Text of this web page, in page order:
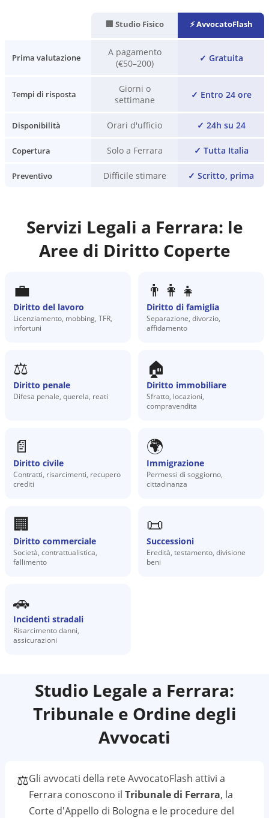
🏢 Studio Fisico ⚡ AvvocatoFlash
Prima valutazione
A pagamento
(€50–200)
✓ Gratuita
Tempi di risposta
Giorni o
settimane
✓ Entro 24 ore
Disponibilità Orari d'ufficio ✓ 24h su 24
Copertura Solo a Ferrara ✓ Tutta Italia
Preventivo Difficile stimare ✓ Scritto, prima
Servizi Legali a Ferrara: le
Aree di Diritto Coperte
💼
Diritto del lavoro
Licenziamento, mobbing, TFR,
infortuni
👨‍👩‍👧
Diritto di famiglia
Separazione, divorzio,
affidamento
⚖️
Diritto penale
Difesa penale, querela, reati
🏠
Diritto immobiliare
Sfratto, locazioni,
compravendita
📄
Diritto civile
Contratti, risarcimenti, recupero
crediti
🌍
Immigrazione
Permessi di soggiorno,
cittadinanza
🏢
Diritto commerciale
Società, contrattualistica,
fallimento
📜
Successioni
Eredità, testamento, divisione
beni
🚗
Incidenti stradali
Risarcimento danni,
assicurazioni
Studio Legale a Ferrara:
Tribunale e Ordine degli
Avvocati
⚖️Gli avvocati della rete AvvocatoFlash attivi a
Ferrara conoscono il Tribunale di Ferrara, la
Corte d'Appello di Bologna e le procedure del